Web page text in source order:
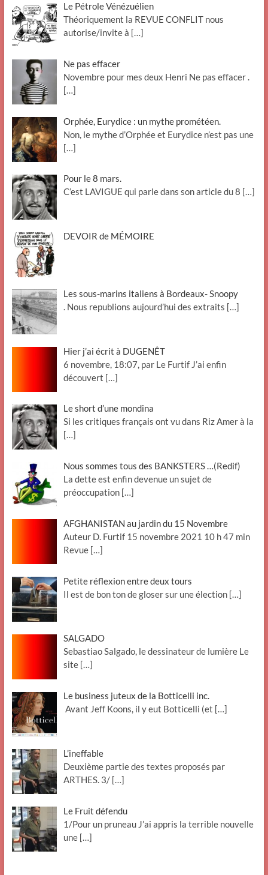
Le Pétrole Vénézuélien
Théoriquement la REVUE CONFLIT nous
autorise/invite à […]
Ne pas effacer
Novembre pour mes deux Henri Ne pas effacer .
[…]
Orphée, Eurydice : un mythe prométéen.
Non, le mythe d’Orphée et Eurydice n’est pas une
[…]
Pour le 8 mars.
C’est LAVIGUE qui parle dans son article du 8 […]
DEVOIR de MÉMOIRE
Les sous-marins italiens à Bordeaux- Snoopy
. Nous republions aujourd’hui des extraits […]
Hier j’ai écrit à DUGENÊT
6 novembre, 18:07, par Le Furtif J’ai enfin
découvert […]
Le short d’une mondina
Si les critiques français ont vu dans Riz Amer à la
[…]
Nous sommes tous des BANKSTERS …(Redif)
La dette est enfin devenue un sujet de
préoccupation […]
AFGHANISTAN au jardin du 15 Novembre
Auteur D. Furtif 15 novembre 2021 10 h 47 min
Revue […]
Petite réflexion entre deux tours
Il est de bon ton de gloser sur une élection […]
SALGADO
Sebastiao Salgado, le dessinateur de lumière Le
site […]
Le business juteux de la Botticelli inc.
Avant Jeff Koons, il y eut Botticelli (et […]
L’ineffable
Deuxième partie des textes proposés par
ARTHES. 3/ […]
Le Fruit défendu
1/Pour un pruneau J’ai appris la terrible nouvelle
une […]